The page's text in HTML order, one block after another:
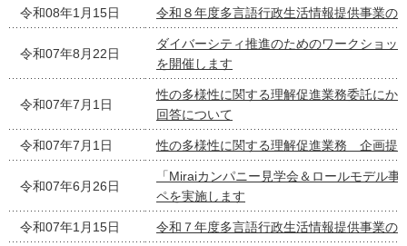
令和08年1月15日 令和８年度多言語行政生活情報提供事業の
令和07年8月22日
ダイバーシティ推進のためのワークショ
を開催します
令和07年7月1日
性の多様性に関する理解促進業務委託にか
回答について
令和07年7月1日 性の多様性に関する理解促進業務 企画提
令和07年6月26日
「Miraiカンパニー見学会＆ロールモデル
ペを実施します
令和07年1月15日 令和７年度多言語行政生活情報提供事業の